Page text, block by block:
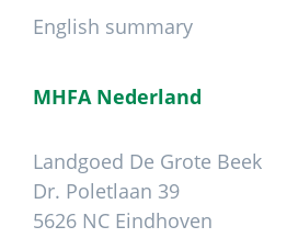
English summary
MHFA Nederland
Landgoed De Grote Beek
Dr. Poletlaan 39
5626 NC Eindhoven